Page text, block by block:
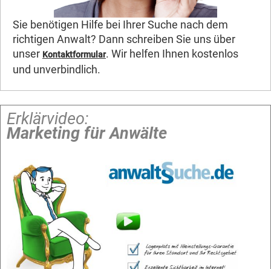
Sie benötigen Hilfe bei Ihrer Suche nach dem
richtigen Anwalt? Dann schreiben Sie uns über
unser Kontaktformular. Wir helfen Ihnen kostenlos
und unverbindlich.
Erklärvideo:
Marketing für Anwälte